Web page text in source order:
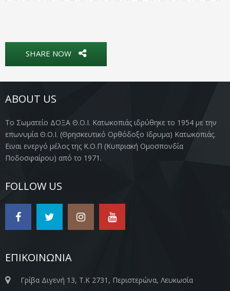
SHARE NOW
ABOUT US
Το Σωματείο ΔΟΞΑ Θ.Ο.Ι. Κατωκοπιάς ιδρύθηκε το 1954 με την
επωνυμία Θ.Ο.Ι. (Θρησκευτικό Ορθόδοξο Ιδρυμα) Κατωκοπιάς.
Ειναι ενεργό μέλος της Κ.Ο.Π (Κυπριακή Ομοσπονδία
Ποδοσφαίρου) από το 1971.
FOLLOW US
ΕΠΙΚΟΙΝΩΝΙΑ
Γρίβα Διγενή 13, Τ.Κ 2731, Περιστερώνα, Λευκωσία